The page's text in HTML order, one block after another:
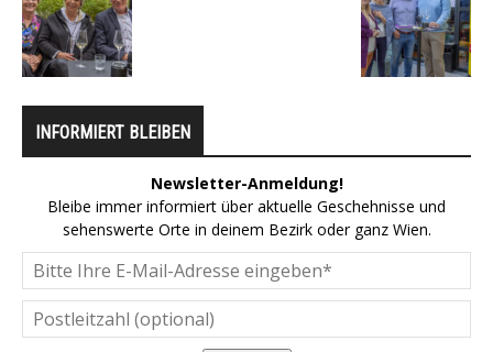
INFORMIERT BLEIBEN
Newsletter-Anmeldung!
Bleibe immer informiert über aktuelle Geschehnisse und
sehenswerte Orte in deinem Bezirk oder ganz Wien.